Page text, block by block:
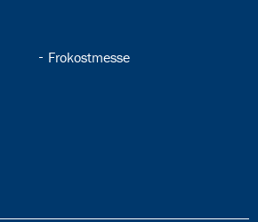
35.6:
Frokostmesse